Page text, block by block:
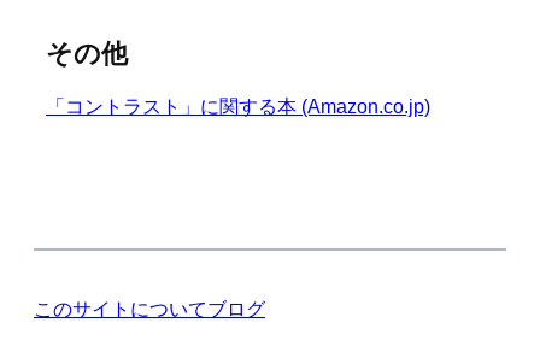
その他
「コントラスト」に関する本 (Amazon.co.jp)
このサイトについてブログ